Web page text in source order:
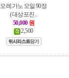
오레가노 오일 90정
(대상포진..
50,000 원
2,500